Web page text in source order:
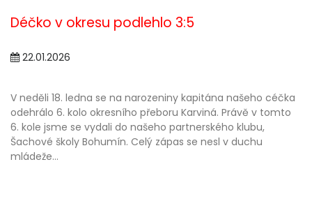
Déčko v okresu podlehlo 3:5
22.01.2026
V neděli 18. ledna se na narozeniny kapitána našeho céčka
odehrálo 6. kolo okresního přeboru Karviná. Právě v tomto
6. kole jsme se vydali do našeho partnerského klubu,
Šachové školy Bohumín. Celý zápas se nesl v duchu
mládeže...